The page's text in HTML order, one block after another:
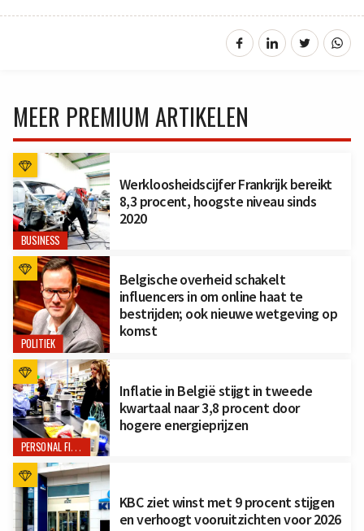
MEER PREMIUM ARTIKELEN
BUSINESS
Werkloosheidscijfer Frankrijk bereikt
8,3 procent, hoogste niveau sinds
2020
POLITIEK
Belgische overheid schakelt
influencers in om online haat te
bestrijden; ook nieuwe wetgeving op
komst
PERSONAL FINANCE
Inflatie in België stijgt in tweede
kwartaal naar 3,8 procent door
hogere energieprijzen
KBC ziet winst met 9 procent stijgen
en verhoogt vooruitzichten voor 2026